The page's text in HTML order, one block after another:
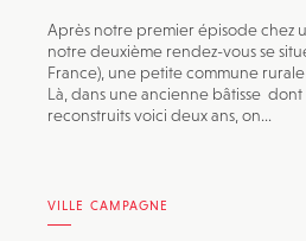
Après notre premier épisode chez
notre deuxième rendez-vous se
France), une petite commune
Là, dans une ancienne bâtisse dont
reconstruits voici deux ans, on...
VILLE CAMPAGNE